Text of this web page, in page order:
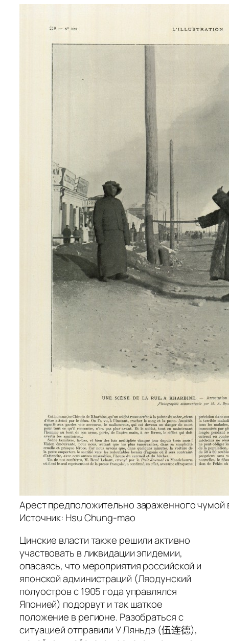
Арест предположительно зараженного чумой
Источник: Hsu Chung-mao
Цинские власти также решили активно
участвовать в ликвидации эпидемии,
опасаясь, что мероприятия российской и
японской администраций (Ляодунский
полуостров с 1905 года управлялся
Японией) подорвут и так шаткое
положение в регионе. Разобраться с
ситуацией отправили У Ляньдэ (伍连德),